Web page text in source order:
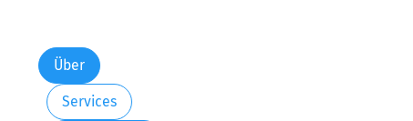
Freitag:
Samstag:
Sonntag:
Über
Services